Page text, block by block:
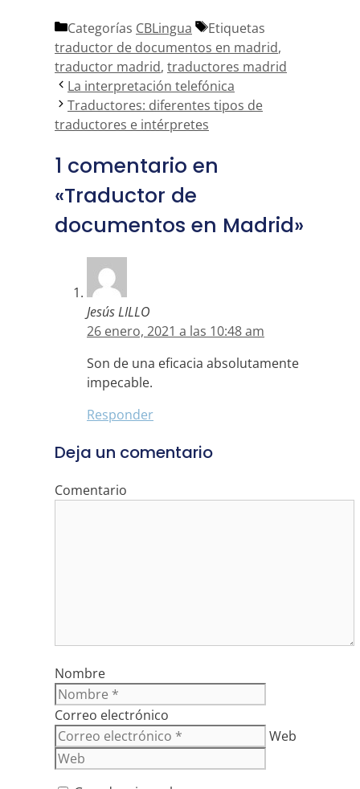
Categorías CBLingua
Etiquetas
traductor de documentos en madrid,
traductor madrid, traductores madrid
La interpretación telefónica
Traductores: diferentes tipos de
traductores e intérpretes
1 comentario en
«Traductor de
documentos en Madrid»
Jesús LILLO
26 enero, 2021 a las 10:48 am
Son de una eficacia absolutamente
impecable.
Responder
Deja un comentario
Comentario
Nombre
Correo electrónico
Web